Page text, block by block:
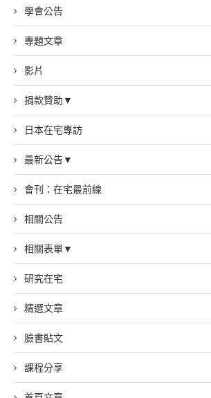
學會公告
專題文章
影片
捐款贊助▼
日本在宅專訪
最新公告▼
會刊：在宅最前線
相關公告
相關表單▼
研究在宅
精選文章
臉書貼文
課程分享